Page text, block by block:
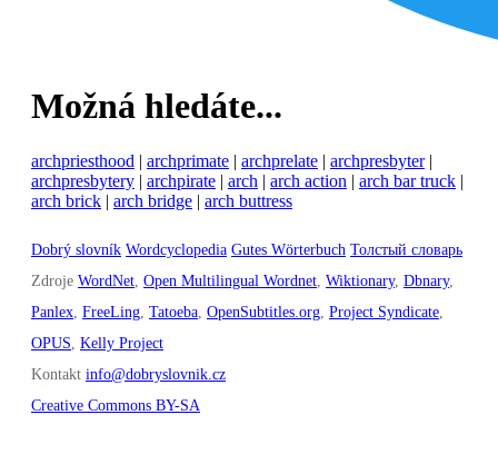
Možná hledáte...
archpriesthood | archprimate | archprelate | archpresbyter |
archpresbytery | archpirate | arch | arch action | arch bar truck |
arch brick | arch bridge | arch buttress
Dobrý slovník Wordcyclopedia Gutes Wörterbuch Толстый словарь
Zdroje WordNet Open Multilingual Wordnet Wiktionary, Dbnary,
Panlex FreeLing Tatoeba OpenSubtitles.org Project Syndicate
OPUS Kelly Project
Kontakt info@dobryslovnik.cz
Creative Commons BY-SA